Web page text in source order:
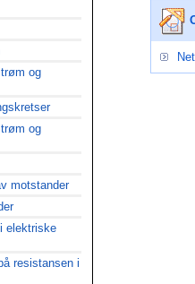
og
og
motstander
elektriske
resistansen i